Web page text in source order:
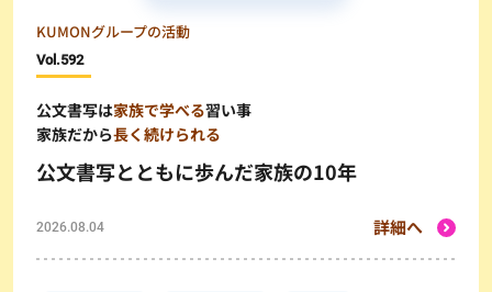
KUMONグループの活動
Vol.592
公文書写は家族で学べる習い事
家族だから長く続けられる
公文書写とともに歩んだ家族の10年
2026.08.04 詳細へ